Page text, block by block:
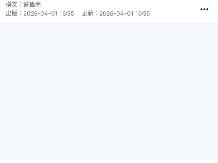
撰文： 蔡偉南
出版： 2026-04-01 16:55 更新： 2026-04-01 16:55